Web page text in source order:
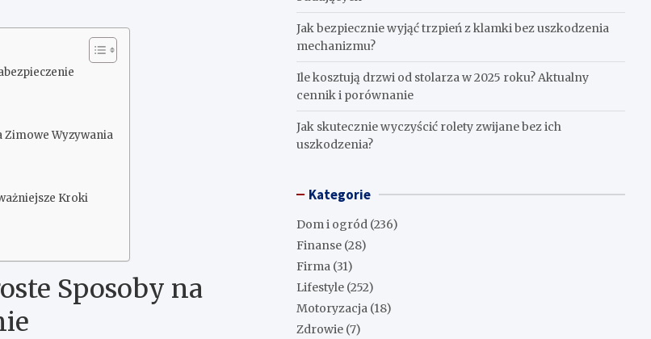
Zimowe Wyzywania
Kroki
Sposoby na
Jak bezpiecznie wyjąć trzpień z klamki bez uszkodzenia
mechanizmu?
Ile kosztują drzwi od stolarza w 2025 roku? Aktualny
cennik i porównanie
Jak skutecznie wyczyścić rolety zwijane bez ich
uszkodzenia?
Kategorie
Dom i ogród (236)
Finanse (28)
Firma (31)
Lifestyle (252)
Motoryzacja (18)
Zdrowie (7)